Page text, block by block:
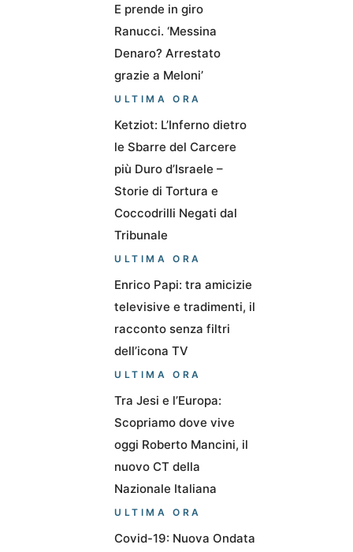
E prende in giro
Ranucci. ‘Messina
Denaro? Arrestato
grazie a Meloni’
ULTIMA ORA
Ketziot: L’Inferno dietro
le Sbarre del Carcere
più Duro d’Israele –
Storie di Tortura e
Coccodrilli Negati dal
Tribunale
ULTIMA ORA
Enrico Papi: tra amicizie
televisive e tradimenti, il
racconto senza filtri
dell’icona TV
ULTIMA ORA
Tra Jesi e l’Europa:
Scopriamo dove vive
oggi Roberto Mancini, il
nuovo CT della
Nazionale Italiana
ULTIMA ORA
Covid-19: Nuova Ondata